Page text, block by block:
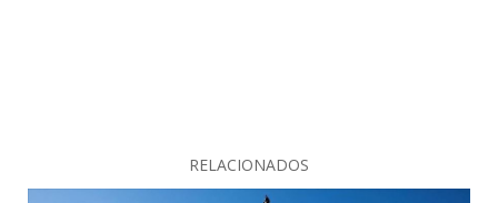
RELACIONADOS